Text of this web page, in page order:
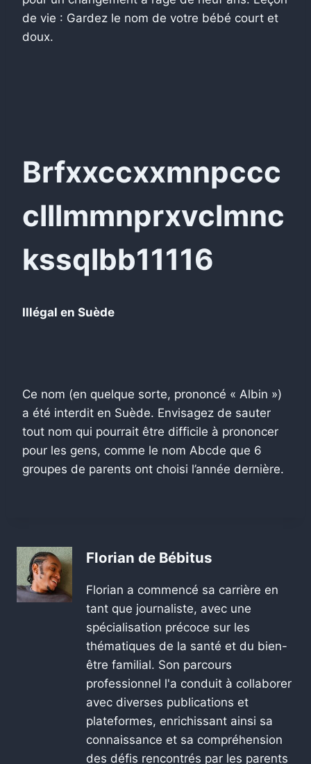
de vie : Gardez le nom de votre bébé court et
doux.
Brfxxccxxmnpccc
clllmmnprxvclmnc
kssqlbb11116
Illégal en Suède
Ce nom (en quelque sorte, prononcé « Albin »)
a été interdit en Suède. Envisagez de sauter
tout nom qui pourrait être difficile à prononcer
pour les gens, comme le nom Abcde que 6
groupes de parents ont choisi l’année dernière.
Florian de Bébitus
Florian a commencé sa carrière en
tant que journaliste, avec une
spécialisation précoce sur les
thématiques de la santé et du bien-
être familial. Son parcours
professionnel l'a conduit à collaborer
avec diverses publications et
plateformes, enrichissant ainsi sa
connaissance et sa compréhension
des défis rencontrés par les parents